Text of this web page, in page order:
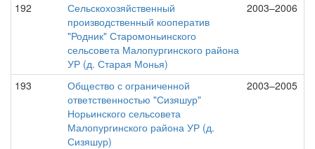
192
Сельскохозяйственный
производственный кооператив
"Родник" Старомоньинского
сельсовета Малопургинского района
УР (д. Старая Монья)
2003–2006
193
Общество с ограниченной
ответственностью "Сизяшур"
Норьинского сельсовета
Малопургинского района УР (д.
Сизяшур)
2003–2005